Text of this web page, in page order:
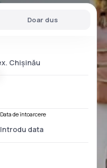
Doar dus
Data de întoarcere